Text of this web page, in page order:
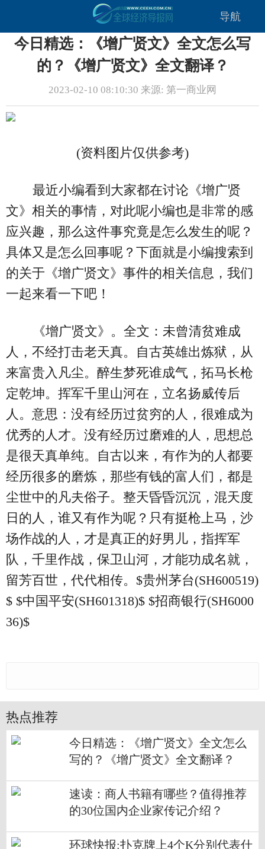
导航
今日精选：《增广贤文》全文怎么写
的？《增广贤文》全文翻译？
2023-02-10 08:10:30 来源: 第一商业网
(资料图片仅供参考)
最近小编看到大家都在讨论《增广贤
文》相关的事情，对此呢小编也是非常的感
应兴趣，那么这件事究竟是怎么发生的呢？
具体又是怎么回事呢？下面就是小编搜索到
的关于《增广贤文》事件的相关信息，我们
一起来看一下吧！
《增广贤文》。全文：未曾清贫难成
人，不经打击老天真。自古英雄出炼狱，从
来富贵入凡尘。醉生梦死谁成气，拓马长枪
定乾坤。挥军千里山河在，立名扬威传后
人。意思：没有经历过贫穷的人，很难成为
优秀的人才。没有经历过磨难的人，思想总
是很天真单纯。自古以来，有作为的人都要
经历很多的磨炼，那些有钱的富人们，都是
尘世中的凡夫俗子。整天昏昏沉沉，混天度
日的人，谁又有作为呢？只有挺枪上马，沙
场作战的人，才是真正的好男儿，指挥军
队，千里作战，保卫山河，才能功成名就，
留芳百世，代代相传。$贵州茅台(SH600519)
$ $中国平安(SH601318)$ $招商银行(SH6000
36)$
热点推荐
今日精选：《增广贤文》全文怎么
写的？《增广贤文》全文翻译？
速读：商人书籍有哪些？值得推荐
的30位国内企业家传记介绍？
环球快报:扑克牌上4个K分别代表什